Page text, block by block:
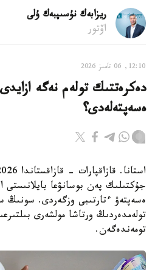
ريزابەك نۇسىپبەك ۇلى
اۆتور
12:10, 06 تامىز 2026
دەكرەتتىك تولەم نەگە
ەسەپتەلەدى؟
جۇكتىلىك پەن بوسانۋعا بايلانىستى
ەسەپتەۋ ءتارتىبى وزگەردى. سونىڭ
تولەمدەردىڭ ورتاشا مولشەرى
تومەندەگەن.